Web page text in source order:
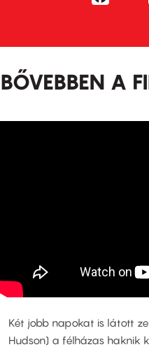
BŐVEBBEN A
Két jobb napokat is látott
Hudson) a félházas haknik